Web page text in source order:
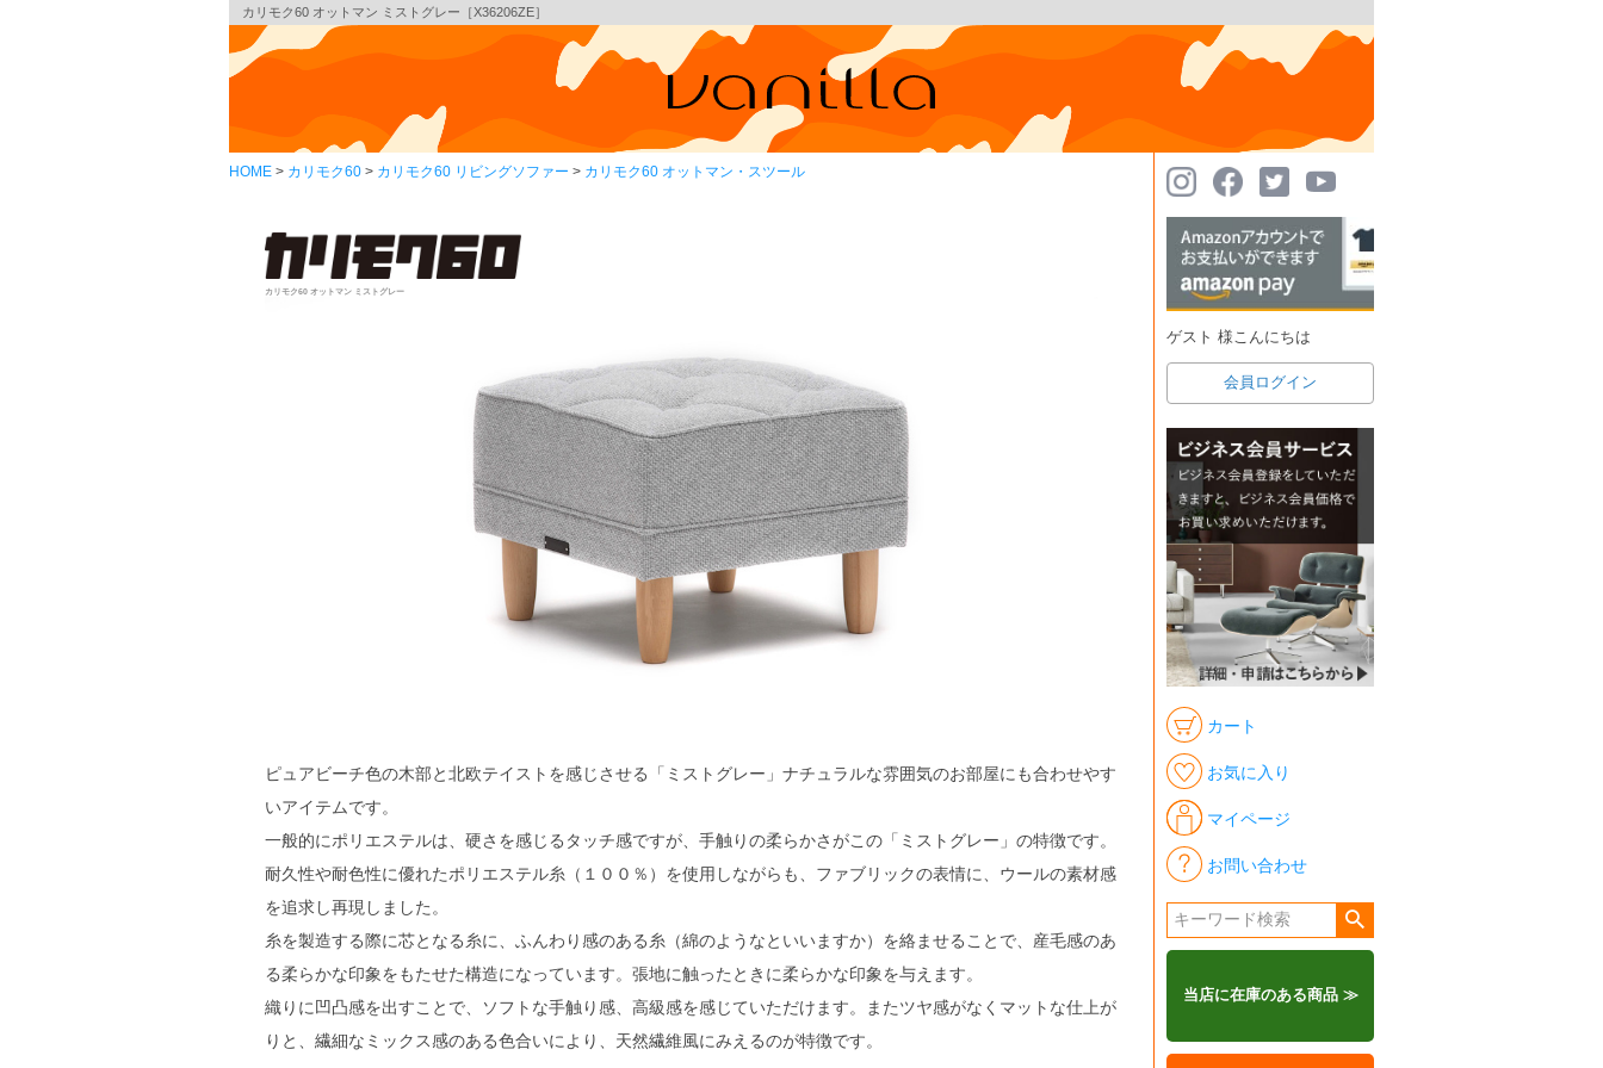
カリモク60 オットマン ミストグレー［X36206ZE］
HOME カリモク60 カリモク60 リビングソファー カリモク60 オットマン・スツール
カリモク60 オットマン ミストグレー
ピュアビーチ色の木部と北欧テイストを感じさせる「ミストグレー」ナチュラルな雰囲気のお部屋にも合わせやす
いアイテムです。
一般的にポリエステルは、硬さを感じるタッチ感ですが、手触りの柔らかさがこの「ミストグレー」の特徴です。
耐久性や耐色性に優れたポリエステル糸（１００％）を使用しながらも、ファブリックの表情に、ウールの素材感
を追求し再現しました。
糸を製造する際に芯となる糸に、ふんわり感のある糸（綿のようなといいますか）を絡ませることで、産毛感のあ
る柔らかな印象をもたせた構造になっています。張地に触ったときに柔らかな印象を与えます。
織りに凹凸感を出すことで、ソフトな手触り感、高級感を感じていただけます。またツヤ感がなくマットな仕上が
りと、繊細なミックス感のある色合いにより、天然繊維風にみえるのが特徴です。
ゲスト 様こんにちは
会員ログイン
カート
お気に入り
マイページ
お問い合わせ
当店に在庫のある商品 ≫